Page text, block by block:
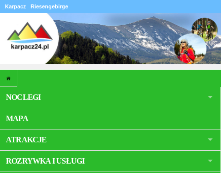
Karpacz Riesengebirge
NOCLEGI
MAPA
ATRAKCJE
ROZRYWKA I USŁUGI